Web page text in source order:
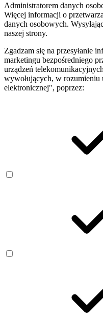
Administratorem danych
Więcej informacji o
danych osobowych.
naszej strony.
Zgadzam się na przesyłanie
marketingu bezpośredniego
urządzeń
wywołujących, w
elektronicznej", poprzez: